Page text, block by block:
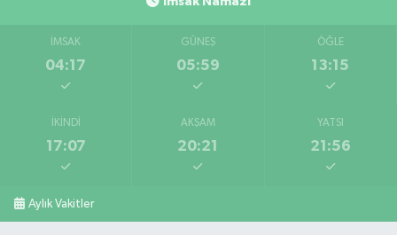
İMSAK
04:17
GÜNEŞ
05:59
ÖĞLE
13:15
İKINDI
17:07
AKŞAM
20:21
YATSI
21:56
Aylık Vakitler